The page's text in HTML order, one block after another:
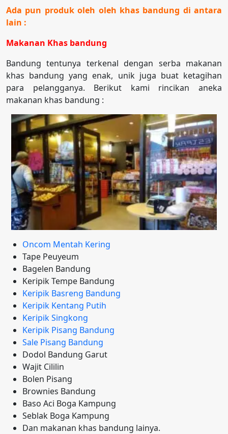
Ada pun produk oleh oleh khas bandung di antara
lain :
Makanan Khas bandung
Bandung tentunya terkenal dengan serba makanan
khas bandung yang enak, unik juga buat ketagihan
para pelangganya. Berikut kami rincikan aneka
makanan khas bandung :
Oncom Mentah Kering
Tape Peuyeum
Bagelen Bandung
Keripik Tempe Bandung
Keripik Basreng Bandung
Keripik Kentang Putih
Keripik Singkong
Keripik Pisang Bandung
Sale Pisang Bandung
Dodol Bandung Garut
Wajit Cililin
Bolen Pisang
Brownies Bandung
Baso Aci Boga Kampung
Seblak Boga Kampung
Dan makanan khas bandung lainya.